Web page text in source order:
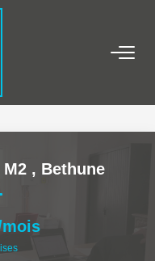
BIEN
, Bethune
mois